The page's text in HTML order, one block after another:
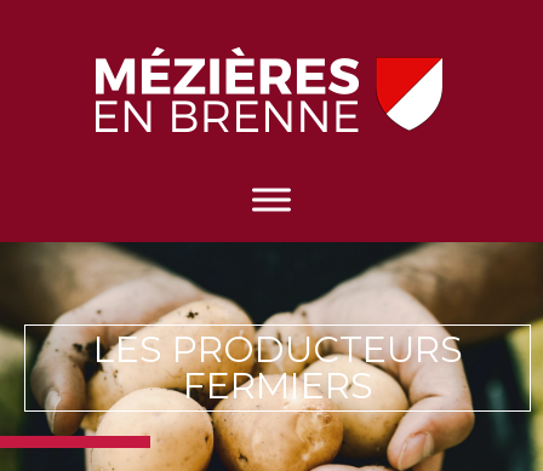
LES PRODUCTEURS
FERMIERS